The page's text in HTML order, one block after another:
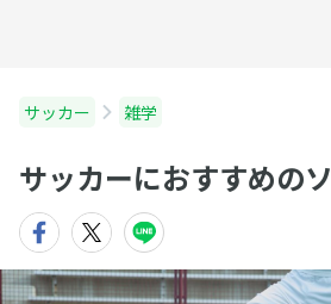
サッカー 雑学
サッカーにおすすめの